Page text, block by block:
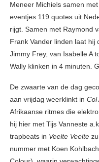
Meneer Michiels samen
eventjes 119 quotes uit
rijgt. Samen met Raymond
Frank Vander linden laat hij
Jimmy Frey, van Isabelle A
Wally klinken in 4 minuten.
De zwaarte van de dag
aan vrijdag weerklinkt in Col
Afrikaanse ritmes die
hij hier met Tijs Vanneste
trapbeats in Veelte Veelte
nummer met Koen